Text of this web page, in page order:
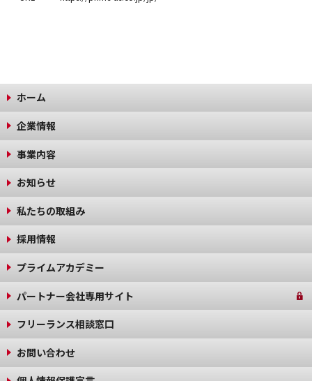
ホーム
企業情報
事業内容
お知らせ
私たちの取組み
採用情報
プライムアカデミー
パートナー会社専用サイト
フリーランス相談窓口
お問い合わせ